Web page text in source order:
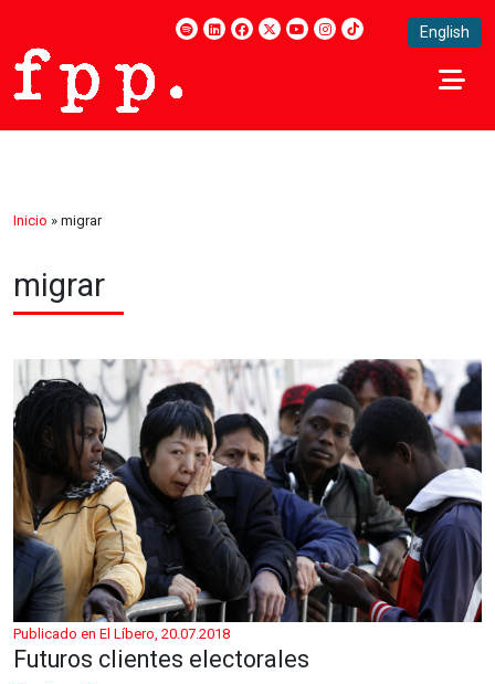
English
Inicio » migrar
migrar
Publicado en El Líbero, 20.07.2018
Futuros clientes electorales